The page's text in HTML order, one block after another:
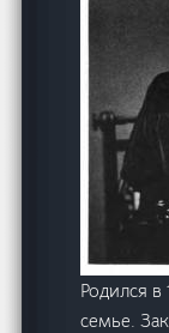
Родился в
семье.